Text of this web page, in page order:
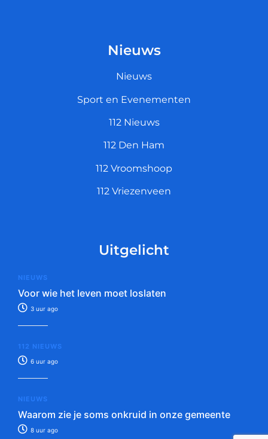
Nieuws
Nieuws
Sport en Evenementen
112 Nieuws
112 Den Ham
112 Vroomshoop
112 Vriezenveen
Uitgelicht
NIEUWS
Voor wie het leven moet loslaten
3 uur ago
112 NIEUWS
6 uur ago
NIEUWS
Waarom zie je soms onkruid in onze gemeente
8 uur ago